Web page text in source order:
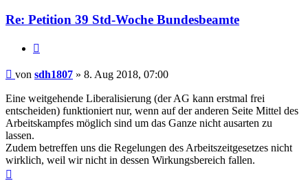
Re: Petition 39 Std-Woche Bundesbeamte
Beitrag
von sdh1807 » 8. Aug 2018, 07:00
Eine weitgehende Liberalisierung (der AG kann erstmal frei
entscheiden) funktioniert nur, wenn auf der anderen Seite Mittel des
Arbeitskampfes möglich sind um das Ganze nicht ausarten zu
lassen.
Zudem betreffen uns die Regelungen des Arbeitszeitgesetzes nicht
wirklich, weil wir nicht in dessen Wirkungsbereich fallen.